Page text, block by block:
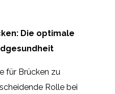
Die optimale
für Brücken zu
Rolle bei